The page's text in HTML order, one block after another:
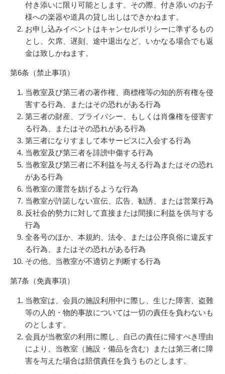
付き添いに限り可能とします。その際、 付き添いのお子
様への楽器や道具の貸し出しはできかねます。
お申し込みイベントはキャンセルポリシーに準ずるもの
とし、欠席、遅刻、途中退出など、いかなる場合でも返
金は致しかねます。
第6条（禁止事項）
当教室及び第三者の著作権、商標権等の知的所有権を侵
害する行為、またはその恐れがある行為
第三者の財産、プライバシー、もしくは肖像権を侵害す
る行為、またはその恐れがある行為
第三者になりすまして本サービスに入会する行為
当教室及び第三者を誹謗中傷する行為
当教室及び第三者に不利益を与える行為またはその恐れ
がある行為
当教室の運営を妨げるような行為
当教室が許諾しない宣伝、広告、勧誘、または営業行為
反社会的勢力に対して直接または間接に利益を供与する
行為
全各号のほか、本規約、法令、または公序良俗に違反す
る行為、またはその恐れがある行為
その他、当教室が不適切と判断する行為
第7条（免責事項）
当教室は、会員の施設利用中に際し、生じた障害、盗難
等の人的・物的事故については一切の責任を負わないも
のとします。
会員が当教室の利用に際し、自己の責任に帰すべき理由
により、当教室（施設・備品を含む）または第三者に障
害を与えた場合は賠償責任を負うものとします。